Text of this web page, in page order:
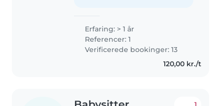
Erfaring: > 1 år
Referencer: 1
Verificerede bookinger: 13
120,00 kr./t